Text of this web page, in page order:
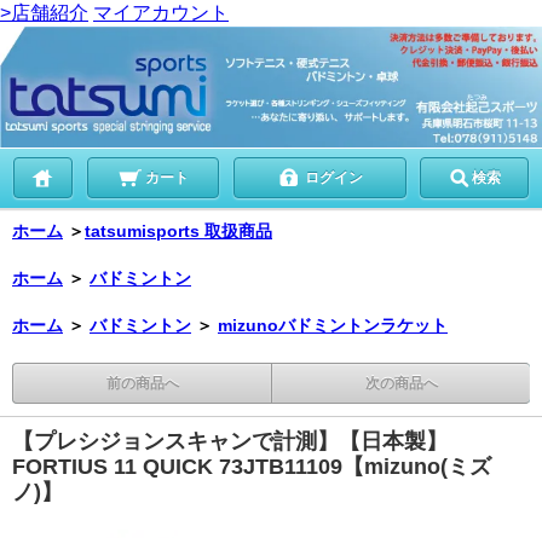
>店舗紹介 マイアカウント
カート ログイン 検索
ホーム ＞tatsumisports 取扱商品
ホーム ＞ バドミントン
ホーム ＞ バドミントン ＞ mizunoバドミントンラケット
前の商品へ 次の商品へ
【プレシジョンスキャンで計測】【日本製】
FORTIUS 11 QUICK 73JTB11109【mizuno(ミズ
ノ)】